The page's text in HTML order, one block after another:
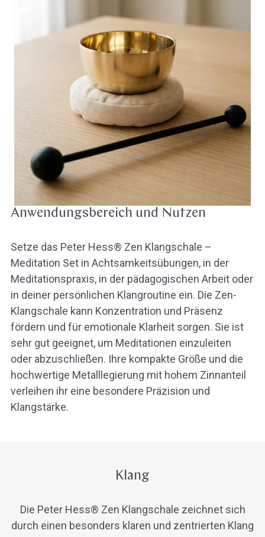
Anwendungsbereich und Nutzen
Setze das Peter Hess® Zen Klangschale –
Meditation Set in Achtsamkeitsübungen, in der
Meditationspraxis, in der pädagogischen Arbeit oder
in deiner persönlichen Klangroutine ein. Die Zen-
Klangschale kann Konzentration und Präsenz
fördern und für emotionale Klarheit sorgen. Sie ist
sehr gut geeignet, um Meditationen einzuleiten
oder abzuschließen. Ihre kompakte Größe und die
hochwertige Metalllegierung mit hohem Zinnanteil
verleihen ihr eine besondere Präzision und
Klangstärke.
Klang
Die Peter Hess® Zen Klangschale zeichnet sich
durch einen besonders klaren und zentrierten Klang